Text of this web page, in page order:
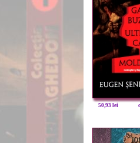
50,93 lei